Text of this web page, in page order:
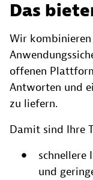
Das
Wir
offenen
Antworten und
zu liefern.
Damit sind Ihre
schnellere
und